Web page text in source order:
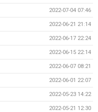
2022-07-04 07:46
2022-06-21 21:14
2022-06-17 22:24
2022-06-15 22:14
2022-06-07 08:21
2022-06-01 22:07
2022-05-23 14:22
2022-05-21 12:30